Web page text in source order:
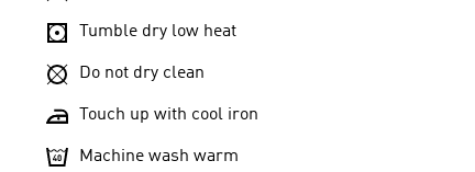
Tumble dry low heat
Do not dry clean
Touch up with cool iron
Machine wash warm